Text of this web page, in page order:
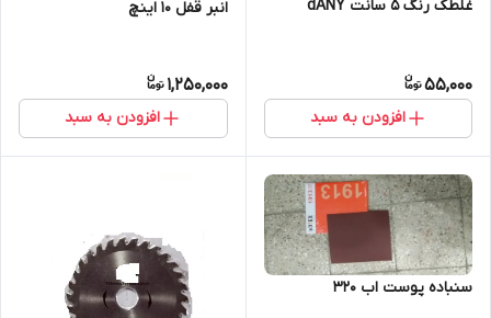
غلطک رنگ 5 سانت dANY
55,000
افزودن به سبد
انبر قفل 10 اینچ
1,250,000
افزودن به سبد
سنباده پوست اب 320